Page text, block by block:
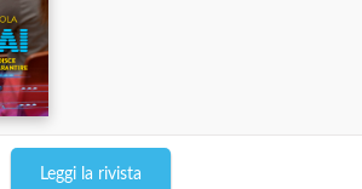
Leggi la rivista